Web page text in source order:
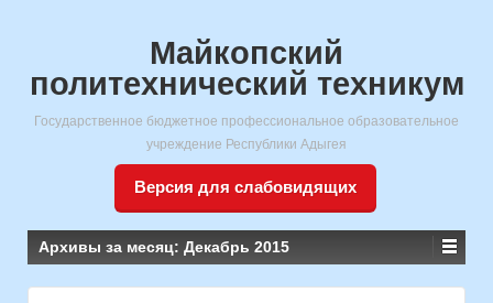
Майкопский
политехнический техникум
Государственное бюджетное профессиональное образовательное
учреждение Республики Адыгея
Версия для слабовидящих
Архивы за месяц: Декабрь 2015